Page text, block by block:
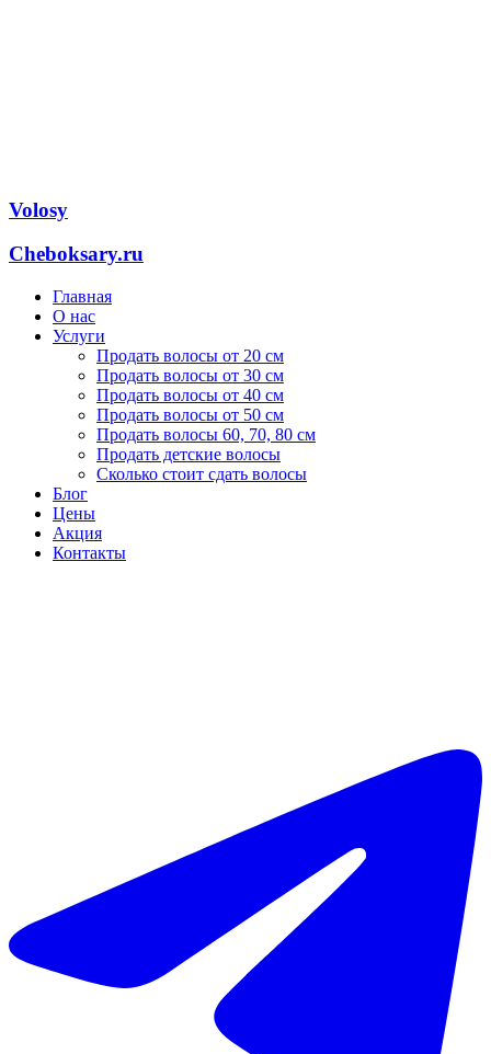
Volosy
Cheboksary.ru
Главная
О нас
Услуги
Продать волосы от 20 см
Продать волосы от 30 см
Продать волосы от 40 см
Продать волосы от 50 см
Продать волосы 60, 70, 80 см
Продать детские волосы
Сколько стоит сдать волосы
Блог
Цены
Акция
Контакты